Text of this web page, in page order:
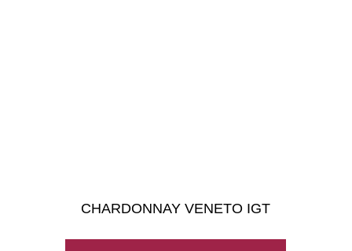
CHARDONNAY VENETO IGT